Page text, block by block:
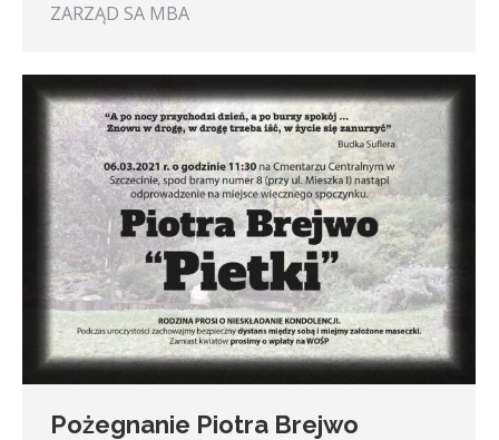
ZARZĄD SA MBA
Pożegnanie Piotra Brejwo